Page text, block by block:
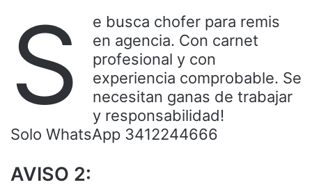
S
e busca chofer para remis
en agencia. Con carnet
profesional y con
experiencia comprobable. Se
necesitan ganas de trabajar
y responsabilidad!
Solo WhatsApp 3412244666
AVISO 2: